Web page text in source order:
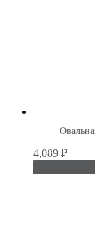
4,089 ₽